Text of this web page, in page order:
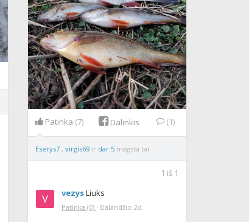
Patinka (7) Dalinkis (1)
Eserys7 , virgis69 ir dar 5mėgsta tai.
1 iš 1
vezysLiuks
Patinka (0) · Balandžio 2d.